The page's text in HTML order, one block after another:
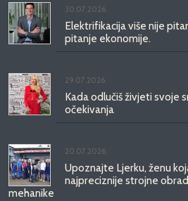
30.07.2026.
Elektrifikacija više nije
pitanje ekonomije.
29.07.2026.
Kada odlučiš živjeti svoje
očekivanja
20.07.2026.
Upoznajte Ljerku, ženu
najpreciznije strojne
mehanike